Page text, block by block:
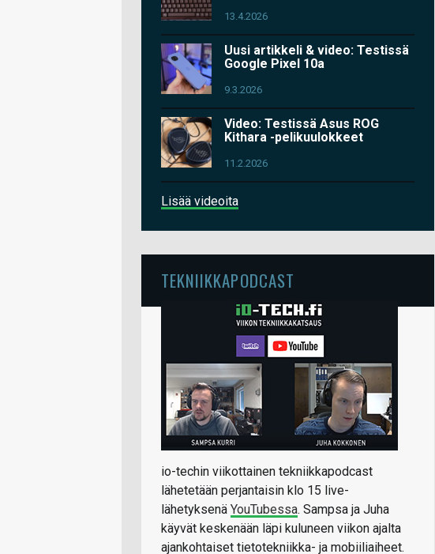
13.4.2026
Uusi artikkeli & video: Testissä
Google Pixel 10a
9.3.2026
Video: Testissä Asus ROG
Kithara -pelikuulokkeet
11.2.2026
Lisää videoita
TEKNIIKKAPODCAST
io-techin viikottainen tekniikkapodcast
lähetetään perjantaisin klo 15 live-
lähetyksenä YouTubessa. Sampsa ja Juha
käyvät keskenään läpi kuluneen viikon ajalta
ajankohtaiset tietotekniikka- ja mobiiliaiheet.